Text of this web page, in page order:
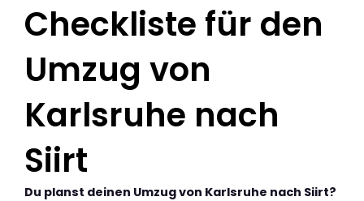
Checkliste für den
Umzug von
Karlsruhe nach
Siirt
Du planst deinen Umzug von Karlsruhe nach Siirt?